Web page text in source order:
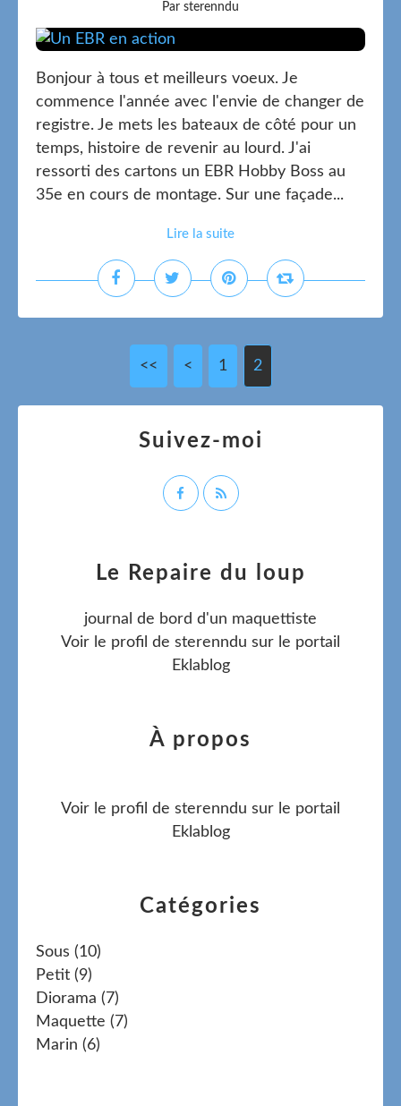
Par sterenndu
Bonjour à tous et meilleurs voeux. Je
commence l'année avec l'envie de changer de
registre. Je mets les bateaux de côté pour un
temps, histoire de revenir au lourd. J'ai
ressorti des cartons un EBR Hobby Boss au
35e en cours de montage. Sur une façade...
Lire la suite
<< < 1 2
Catégories
Sous (10)
Petit (9)
Diorama (7)
Maquette (7)
Marin (6)
Le Repaire du loup
journal de bord d'un maquettiste
Voir le profil de sterenndu sur le portail
Eklablog
Suivez-moi
À propos
Voir le profil de sterenndu sur le portail
Eklablog